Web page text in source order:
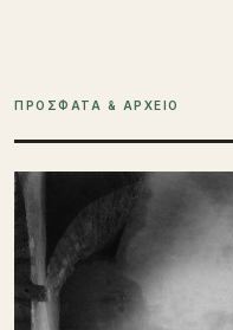
ΠΡΟΣΦΑΤΑ & ΑΡΧΕΙΟ